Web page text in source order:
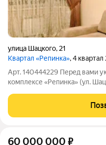
улица Шацкого, 21
Квартал «Репинка», 4 квартал
Арт. 140444229 Перед вами уютная квартира в жилом
комплексе «Репинка» (ул.
проходить через общий
личное пространство. Дом
60 000 000 ₽